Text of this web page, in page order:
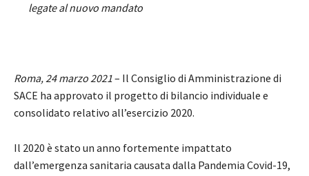
legate al nuovo mandato
Roma, 24 marzo 2021– Il Consiglio di Amministrazione di
SACE ha approvato il progetto di bilancio individuale e
consolidato relativo all’esercizio 2020.
Il 2020 è stato un anno fortemente impattato
dall’emergenza sanitaria causata dalla Pandemia Covid-19,